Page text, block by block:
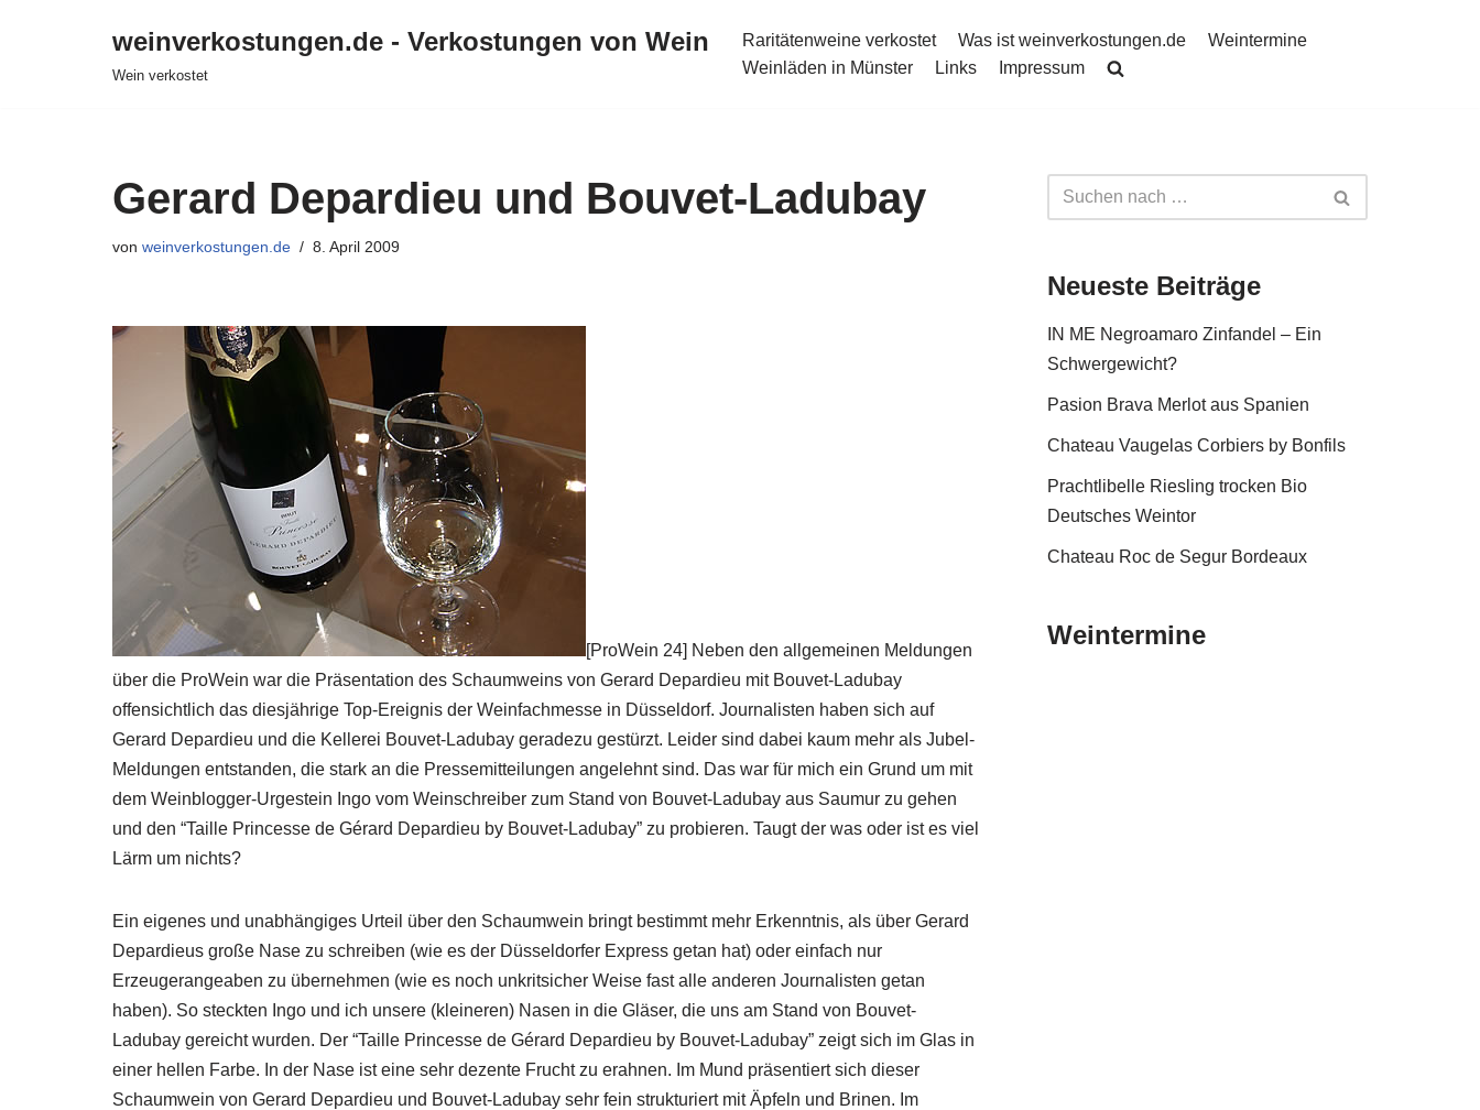
weinverkostungen.de - Verkostungen von Wein
Wein verkostet
Raritätenweine verkostet Was ist weinverkostungen.de
Weintermine
Weinläden in Münster
Links Impressum
Gerard Depardieu und Bouvet-Ladubay
von weinverkostungen.de 8. April 2009
[ProWein 24] Neben den allgemeinen Meldungen
über die ProWein war die Präsentation des Schaumweins von Gerard Depardieu mit Bouvet-Ladubay
offensichtlich das diesjährige Top-Ereignis der Weinfachmesse in Düsseldorf. Journalisten haben sich auf
Gerard Depardieu und die Kellerei Bouvet-Ladubay geradezu gestürzt. Leider sind dabei kaum mehr als Jubel-
Meldungen entstanden, die stark an die Pressemitteilungen angelehnt sind. Das war für mich ein Grund um mit
dem Weinblogger-Urgestein Ingo vom Weinschreiber zum Stand von Bouvet-Ladubay aus Saumur zu gehen
und den “Taille Princesse de Gérard Depardieu by Bouvet-Ladubay” zu probieren. Taugt der was oder ist es viel
Lärm um nichts?
Ein eigenes und unabhängiges Urteil über den Schaumwein bringt bestimmt mehr Erkenntnis, als über Gerard
Depardieus große Nase zu schreiben (wie es der Düsseldorfer Express getan hat) oder einfach nur
Erzeugerangeaben zu übernehmen (wie es noch unkritsicher Weise fast alle anderen Journalisten getan
haben). So steckten Ingo und ich unsere (kleineren) Nasen in die Gläser, die uns am Stand von Bouvet-
Ladubay gereicht wurden. Der “Taille Princesse de Gérard Depardieu by Bouvet-Ladubay” zeigt sich im Glas in
einer hellen Farbe. In der Nase ist eine sehr dezente Frucht zu erahnen. Im Mund präsentiert sich dieser
Schaumwein von Gerard Depardieu und Bouvet-Ladubay sehr fein strukturiert mit Äpfeln und Brinen. Im
Neueste Beiträge
IN ME Negroamaro Zinfandel – Ein
Schwergewicht?
Pasion Brava Merlot aus Spanien
Chateau Vaugelas Corbiers by Bonfils
Prachtlibelle Riesling trocken Bio
Deutsches Weintor
Chateau Roc de Segur Bordeaux
Weintermine